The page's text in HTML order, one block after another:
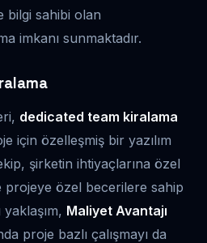
bilgi sahibi olan
imkanı sunmaktadır.
dedicated team kiralama
için özelleşmiş bir yazılım
şirketin ihtiyaçlarına özel
projeye özel becerilere sahip
Maliyet Avantajı
proje bazlı çalışmayı da